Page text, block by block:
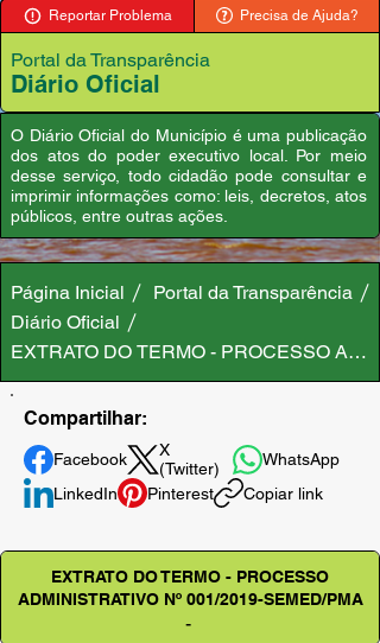
Reportar Problema Precisa de Ajuda?
Portal da Transparência
Diário Oficial
O Diário Oficial do Município é uma publicação
dos atos do poder executivo local. Por meio
desse serviço, todo cidadão pode consultar e
imprimir informações como: leis, decretos, atos
públicos, entre outras ações.
Página Inicial
Portal da Transparência
Diário Oficial
EXTRATO DO TERMO - PROCESSO
Compartilhar:
Facebook
X
(Twitter)
WhatsApp
LinkedIn
Pinterest Copiar link
EXTRATO DO TERMO - PROCESSO
ADMINISTRATIVO Nº 001/2019-SEMED/PMA
-